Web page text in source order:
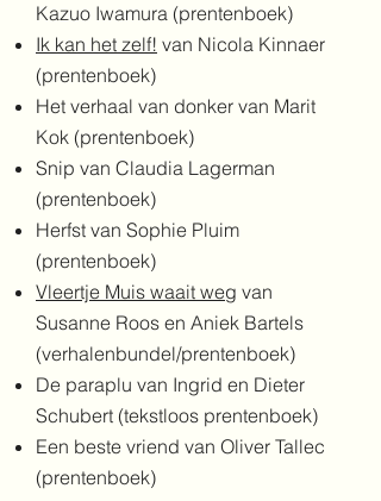
Kazuo Iwamura (prentenboek)
Ik kan het zelf! van Nicola Kinnaer
(prentenboek)
Het verhaal van donker van Marit
Kok (prentenboek)
Snip van Claudia Lagerman
(prentenboek)
Herfst van Sophie Pluim
(prentenboek)
Vleertje Muis waait weg van
Susanne Roos en Aniek Bartels
(verhalenbundel/prentenboek)
De paraplu van Ingrid en Dieter
Schubert (tekstloos prentenboek)
Een beste vriend van Oliver Tallec
(prentenboek)